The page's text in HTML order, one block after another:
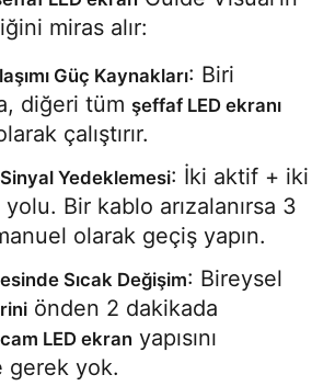
Tablosu
reklam panosu
miras alır:
Güç Kaynakları: Biri
diğeri tüm şeffaf LED ekranı
çalıştırır.
Yedeklemesi: İki aktif + iki
Bir kablo arızalanırsa 3
olarak geçiş yapın.
Sıcak Değişim
önden 2 dakikada
cam LED ekran yapısını
gerek yok.